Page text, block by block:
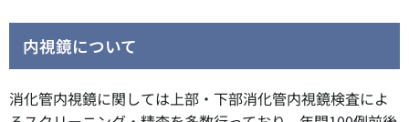
内視鏡について
消化管内視鏡に関しては上部・下部消化管内視鏡検査によ